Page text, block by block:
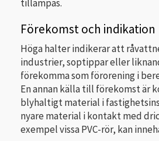
tillämpas.
Förekomst och indikation
Höga halter indikerar att
industrier, soptippar eller
förekomma som förorening i
En annan källa till förekomst är
blyhaltigt material i
nyare material i kontakt med
exempel vissa PVC-rör, kan